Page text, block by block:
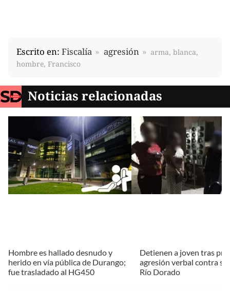
Escrito en: Fiscalía agresión
arma, blanca,
hombre, Francisco
Noticias relacionadas
Hombre es hallado desnudo y
herido en vía pública de Durango;
fue trasladado al HG450
Detienen a joven tras
agresión verbal contra su
Río Dorado